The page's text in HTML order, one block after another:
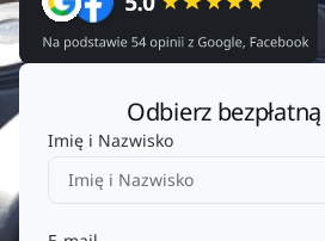
Odbierz
Imię i Nazwisko